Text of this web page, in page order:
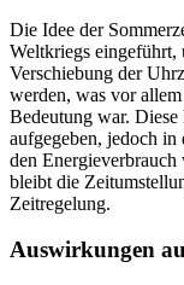
Die Idee der
Weltkriegs eingeführt,
Verschiebung der
werden, was vor
Bedeutung war.
aufgegeben, jedoch in
den
bleibt die
Zeitregelung.
Auswirkungen